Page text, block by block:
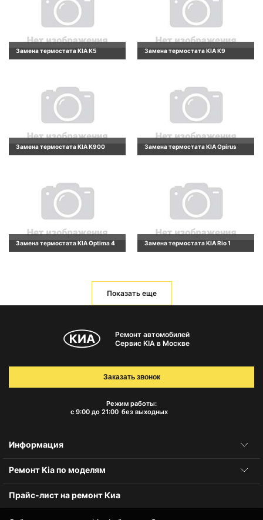
Замена термостата KIA K5 Замена термостата KIA K9
Замена термостата KIA K900 Замена термостата KIA Opirus
Замена термостата KIA Optima 4 Замена термостата KIA Rio 1
Показать еще
Ремонт автомобилей
Сервис KIA в Москве
Режим работы:
с 9:00 до 21:00 без выходных
Заказать звонок
Информация
Ремонт Kia по моделям
Прайс-лист на ремонт Киа